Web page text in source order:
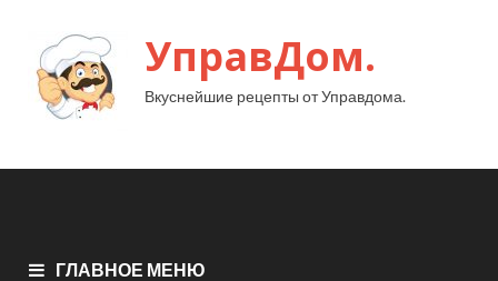
УправДом.
Вкуснейшие рецепты от Управдома.
ГЛАВНОЕ МЕНЮ